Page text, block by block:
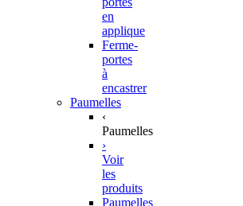
en
applique
Ferme-
portes
à
encastrer
Paumelles
‹
Paumelles
›
Voir
les
produits
Paumelles